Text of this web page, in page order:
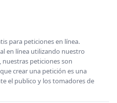
para peticiones en línea.
en línea utilizando nuestro
nuestras peticiones son
crear una petición es una
el publico y los tomadores de